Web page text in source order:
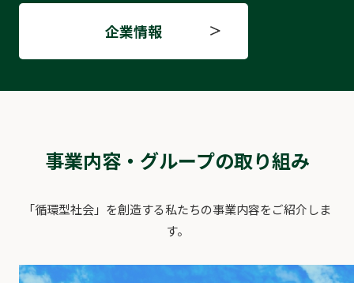
企業情報
事業内容・グループの取り組み
「循環型社会」を創造する私たちの事業内容をご紹介しま
す。